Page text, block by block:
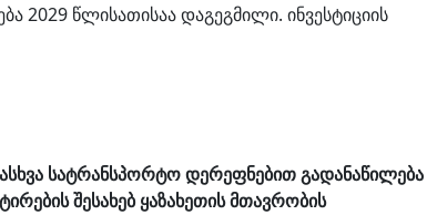
2029 წლისათისაა დაგეგმილი. ინვესტიციის
სატრანსპორტო დერეფნებით გადანაწილება
შესახებ ყაზახეთის მთავრობის